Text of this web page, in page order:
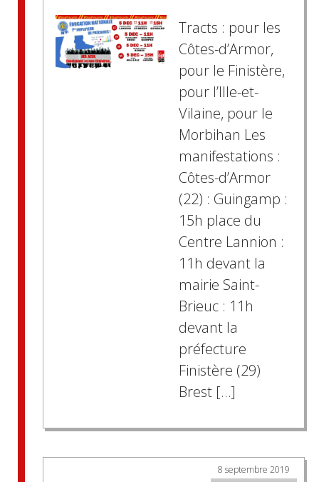
Tracts : pour les
Côtes-d’Armor,
pour le Finistère,
pour l’Ille-et-
Vilaine, pour le
Morbihan Les
manifestations :
Côtes-d’Armor
(22) : Guingamp :
15h place du
Centre Lannion :
11h devant la
mairie Saint-
Brieuc : 11h
devant la
préfecture
Finistère (29)
Brest […]
8 septembre 2019